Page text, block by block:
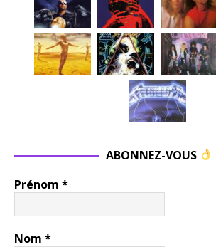
ABONNEZ-VOUS
Prénom *
Nom *